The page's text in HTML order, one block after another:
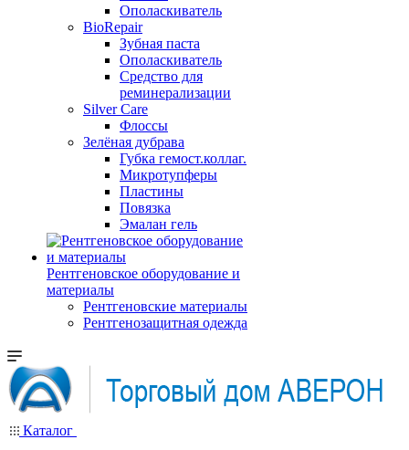
Ополаскиватель
BioRepair
Зубная паста
Ополаскиватель
Средство для
реминерализации
Silver Care
Флоссы
Зелёная дубрава
Губка гемост.коллаг.
Микротупферы
Пластины
Повязка
Эмалан гель
Рентгеновское оборудование и
материалы
Рентгеновские материалы
Рентгенозащитная одежда
Каталог